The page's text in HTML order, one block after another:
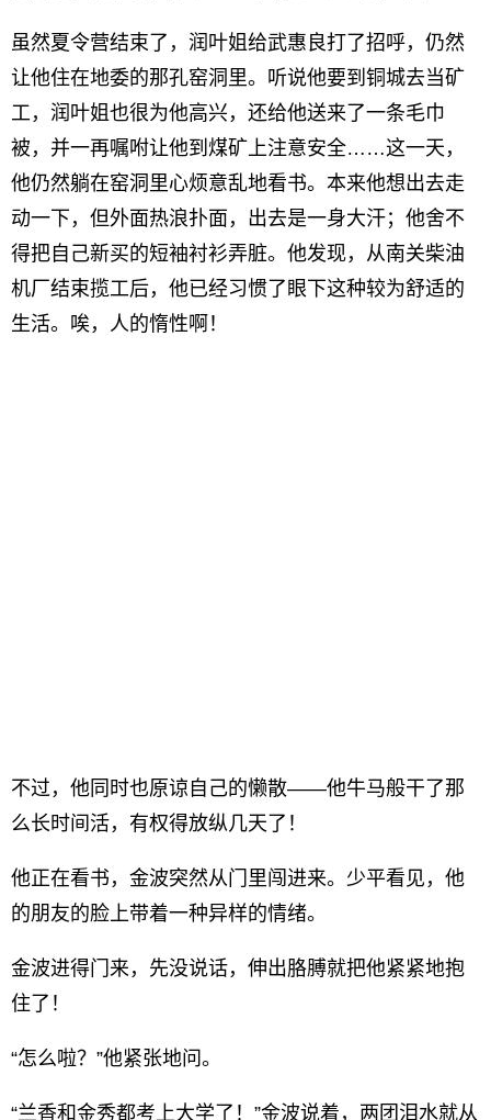
虽然夏令营结束了，润叶姐给武惠良打了招呼，仍然
让他住在地委的那孔窑洞里。听说他要到铜城去当矿
工，润叶姐也很为他高兴，还给他送来了一条毛巾
被，并一再嘱咐让他到煤矿上注意安全……这一天，
他仍然躺在窑洞里心烦意乱地看书。本来他想出去走
动一下，但外面热浪扑面，出去是一身大汗；他舍不
得把自己新买的短袖衬衫弄脏。他发现，从南关柴油
机厂结束揽工后，他已经习惯了眼下这种较为舒适的
生活。唉，人的惰性啊！
不过，他同时也原谅自己的懒散——他牛马般干了那
么长时间活，有权得放纵几天了！
他正在看书，金波突然从门里闯进来。少平看见，他
的朋友的脸上带着一种异样的情绪。
金波进得门来，先没说话，伸出胳膊就把他紧紧地抱
住了！
“怎么啦？”他紧张地问。
“兰香和金秀都考上大学了！”金波说着，两团泪水就从